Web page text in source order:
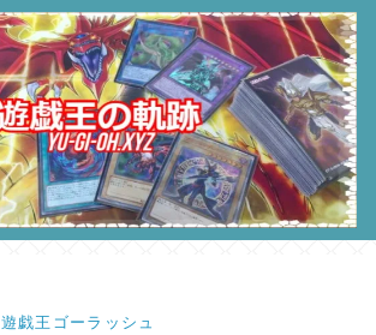
遊戯王ゴーラッシュ